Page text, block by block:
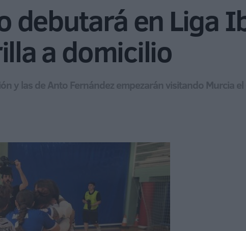
debutará en Liga
a domicilio
y las de Anto Fernández empezarán visitando Murcia